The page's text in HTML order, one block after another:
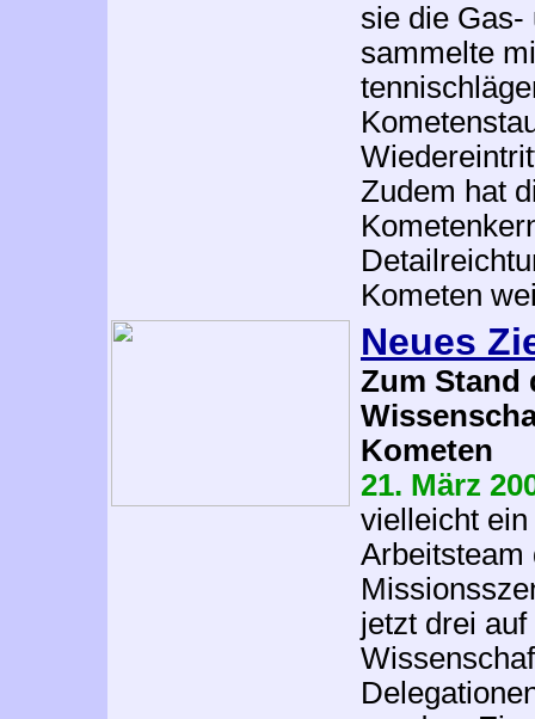
sie die Gas-
sammelte
Zudem hat
Kometen
Neues
Zum Stand
Kometen
21. März
vielleicht
Arbeitsteam
jetzt drei